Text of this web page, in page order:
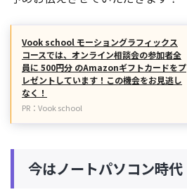
Vook school モーショングラフィックス
コースでは、オンライン相談会の参加者全
員に 500円分 のAmazonギフトカードをプ
レゼントしています！この機会をお見逃し
なく！
PR：Vook school
今はノートパソコン時代